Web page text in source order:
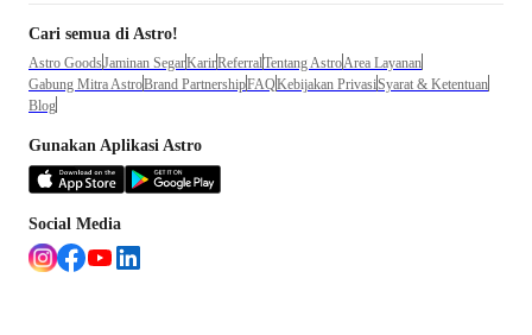
Cari semua di Astro!
Astro GoodsJaminan SegarKarirReferralTentang AstroArea Layanan
Gabung Mitra AstroBrand PartnershipFAQKebijakan PrivasiSyarat & Ketentuan
Blog
Gunakan Aplikasi Astro
Social Media